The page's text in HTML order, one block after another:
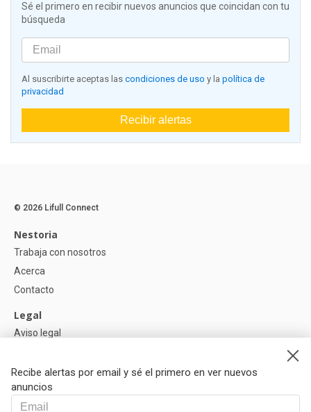
Sé el primero en recibir nuevos anuncios que coincidan con tu
búsqueda
Al suscribirte aceptas las condiciones de uso y la política de
privacidad
Recibir alertas
Recibe alertas por email y sé el primero en ver nuevos
anuncios
© 2026 Lifull Connect
Nestoria
Trabaja con nosotros
Acerca
Contacto
Legal
Aviso legal
Política de Cookies
Ayuda